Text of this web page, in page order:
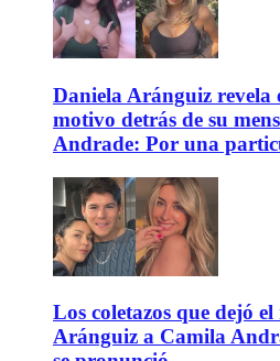
Daniela Aránguiz revela
motivo detrás de su
Andrade: Por una
Los coletazos que dejó
Aránguiz a Camila